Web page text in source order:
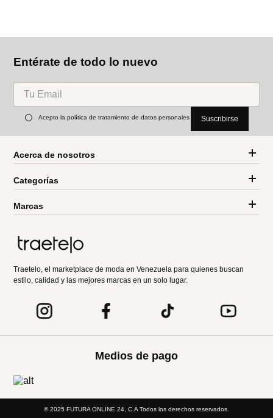
Entérate de todo lo nuevo
Acepto la política de tratamiento de datos personales Suscribirse
Acerca de nosotros
Categorías
Marcas
Traetelo, el marketplace de moda en Venezuela para quienes buscan
estilo, calidad y las mejores marcas en un solo lugar.
Medios de pago
© 2025 FUTURA ONLINE 24, C.A Todos los derechos reservados.